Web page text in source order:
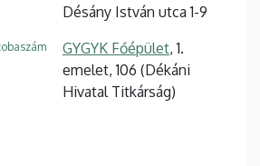
Désány István utca 1-9
GYGYK Főépület, 1.
emelet, 106 (Dékáni
Hivatal Titkárság)